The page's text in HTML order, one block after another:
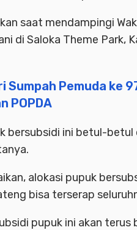
saat mendampingi
di Saloka Theme
Sumpah Pemuda ke
POPDA
bersubsidi ini betul-
alokasi pupuk
bisa terserap
pupuk ini akan